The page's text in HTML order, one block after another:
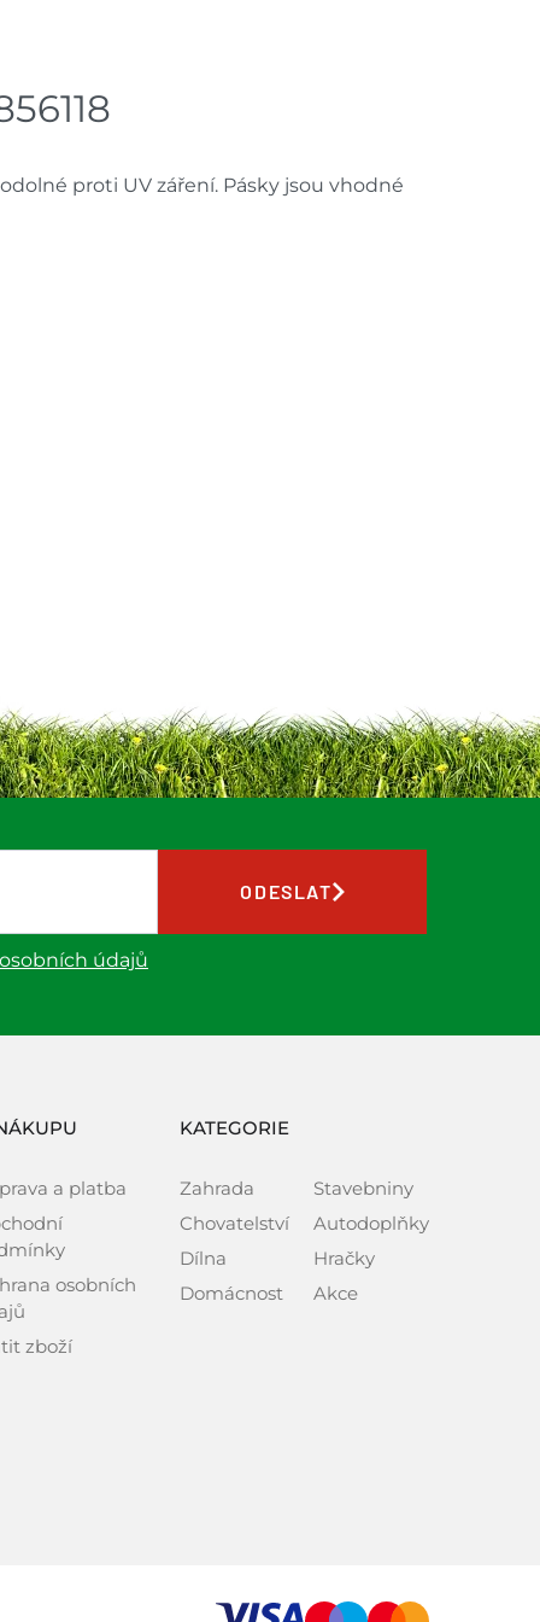
lišit od cen na e-shopu.
proti UV záření. Pásky jsou vhodné
údajů
ODESLAT
a platba
osobních
zboží
KATEGORIE
Zahrada
Chovatelství
Dílna
Domácnost
Stavebniny
Autodoplňky
Hračky
Akce